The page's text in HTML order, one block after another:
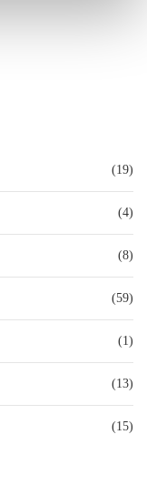
(19)
(4)
(8)
(59)
(1)
(13)
(15)